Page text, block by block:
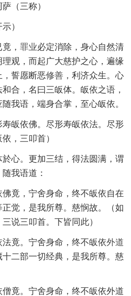
（三称）
）
， 罪业必定消除，身心自然清
观，而起广大慈护之心，遍缘
，誓愿断恶修善，利济众生。心
合，名曰三皈体。皈依之语，
我语，端身合掌，至心皈依。
皈依佛。尽形寿皈依法。尽形
，三叩首）
心。更加三结，得法圆满，谓
我语道：
竟，宁舍身命，终不皈依自在
觉，是我所尊。慈悯故。（如
说三叩首。下皆同此）
竟。宁舍身命，终不皈依外道
二部一切经典，是我所尊。慈
竟。宁舍身命，终不皈依外道